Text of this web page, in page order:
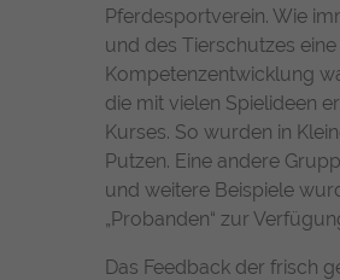
Pferdesportverein. Wie
und des Tierschutzes
Kompetenzentwicklung
die mit vielen Spielideen
Kurses. So wurden in
Putzen. Eine andere
und weitere Beispiele
„Probanden“ zur
Das Feedback der frisch